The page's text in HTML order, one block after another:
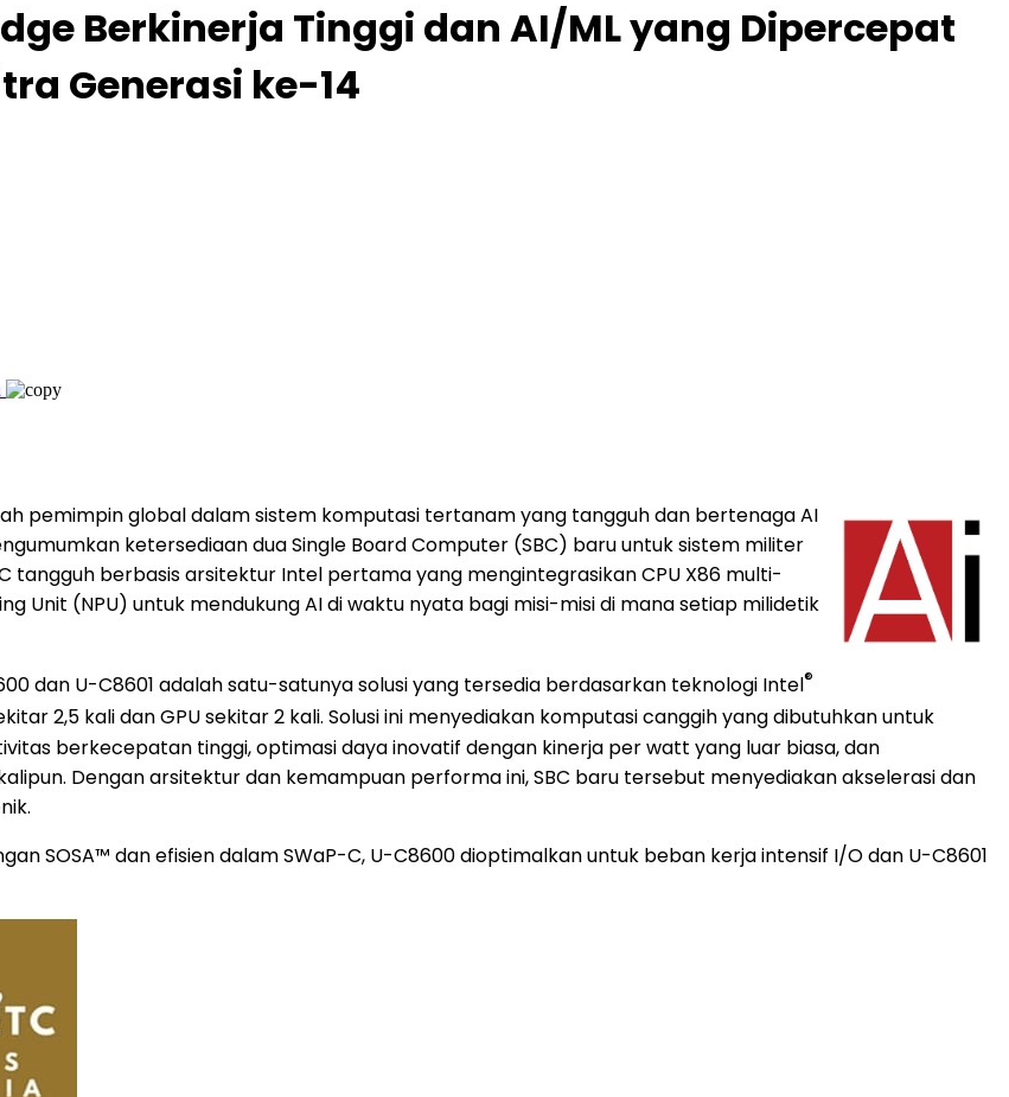
Berkinerja Tinggi dan AI/ML yang Dipercepat
Generasi ke-14
pemimpin global dalam sistem komputasi tertanam yang tangguh dan bertenaga AI
ketersediaan dua Single Board Computer (SBC) baru untuk sistem militer
tangguh berbasis arsitektur Intel pertama yang mengintegrasikan CPU X86 multi-
Unit (NPU) untuk mendukung AI di waktu nyata bagi misi-misi di mana setiap milidetik
dan U-C8601 adalah satu-satunya solusi yang tersedia berdasarkan teknologi Intel®
2,5 kali dan GPU sekitar 2 kali. Solusi ini menyediakan komputasi canggih yang dibutuhkan untuk
berkecepatan tinggi, optimasi daya inovatif dengan kinerja per watt yang luar biasa, dan
Dengan arsitektur dan kemampuan performa ini, SBC baru tersebut menyediakan akselerasi dan
SOSA™ dan efisien dalam SWaP-C, U-C8600 dioptimalkan untuk beban kerja intensif I/O dan U-C8601